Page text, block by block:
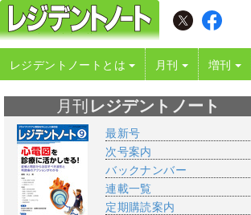
レジデントノートとは 月刊 増刊
月刊 レジデントノート
最新号
次号案内
バックナンバー
連載一覧
定期購読案内